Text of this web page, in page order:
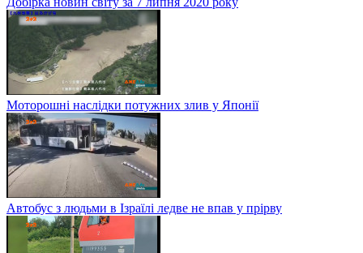
Моторошні наслідки потужних злив у Японії
Автобус з людьми в Ізраїлі ледве не впав у прірву